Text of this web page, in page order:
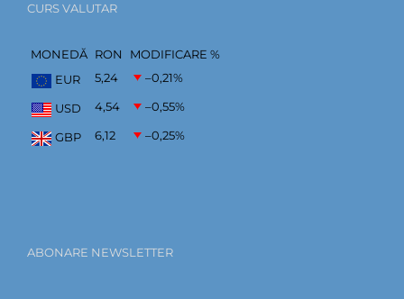
CURS VALUTAR
MONEDĂ RON
MODIFICARE %
EUR
5,24 –0,21%
USD 4,54 –0,55%
GBP 6,12 –0,25%
ABONARE NEWSLETTER